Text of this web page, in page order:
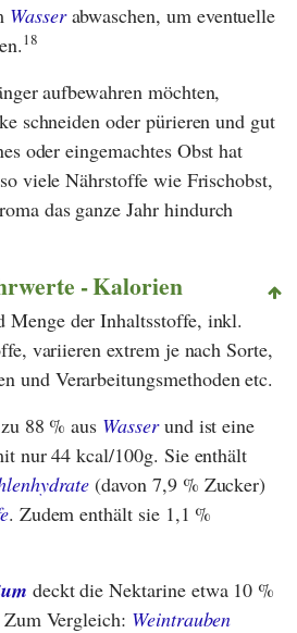
Wasserabwaschen, um eventuelle
18
aufbewahren möchten,
schneiden oder pürieren und gut
oder eingemachtes Obst hat
viele Nährstoffe wie Frischobst,
das ganze Jahr hindurch
- Kalorien
Menge der Inhaltsstoffe, inkl.
variieren extrem je nach Sorte,
und Verarbeitungsmethoden etc.
88 % aus Wasserund ist eine
nur 44 kcal/100g. Sie enthält
(davon 7,9 % Zucker)
. Zudem enthält sie 1,1 %
deckt die Nektarine etwa 10 %
Vergleich: Weintrauben